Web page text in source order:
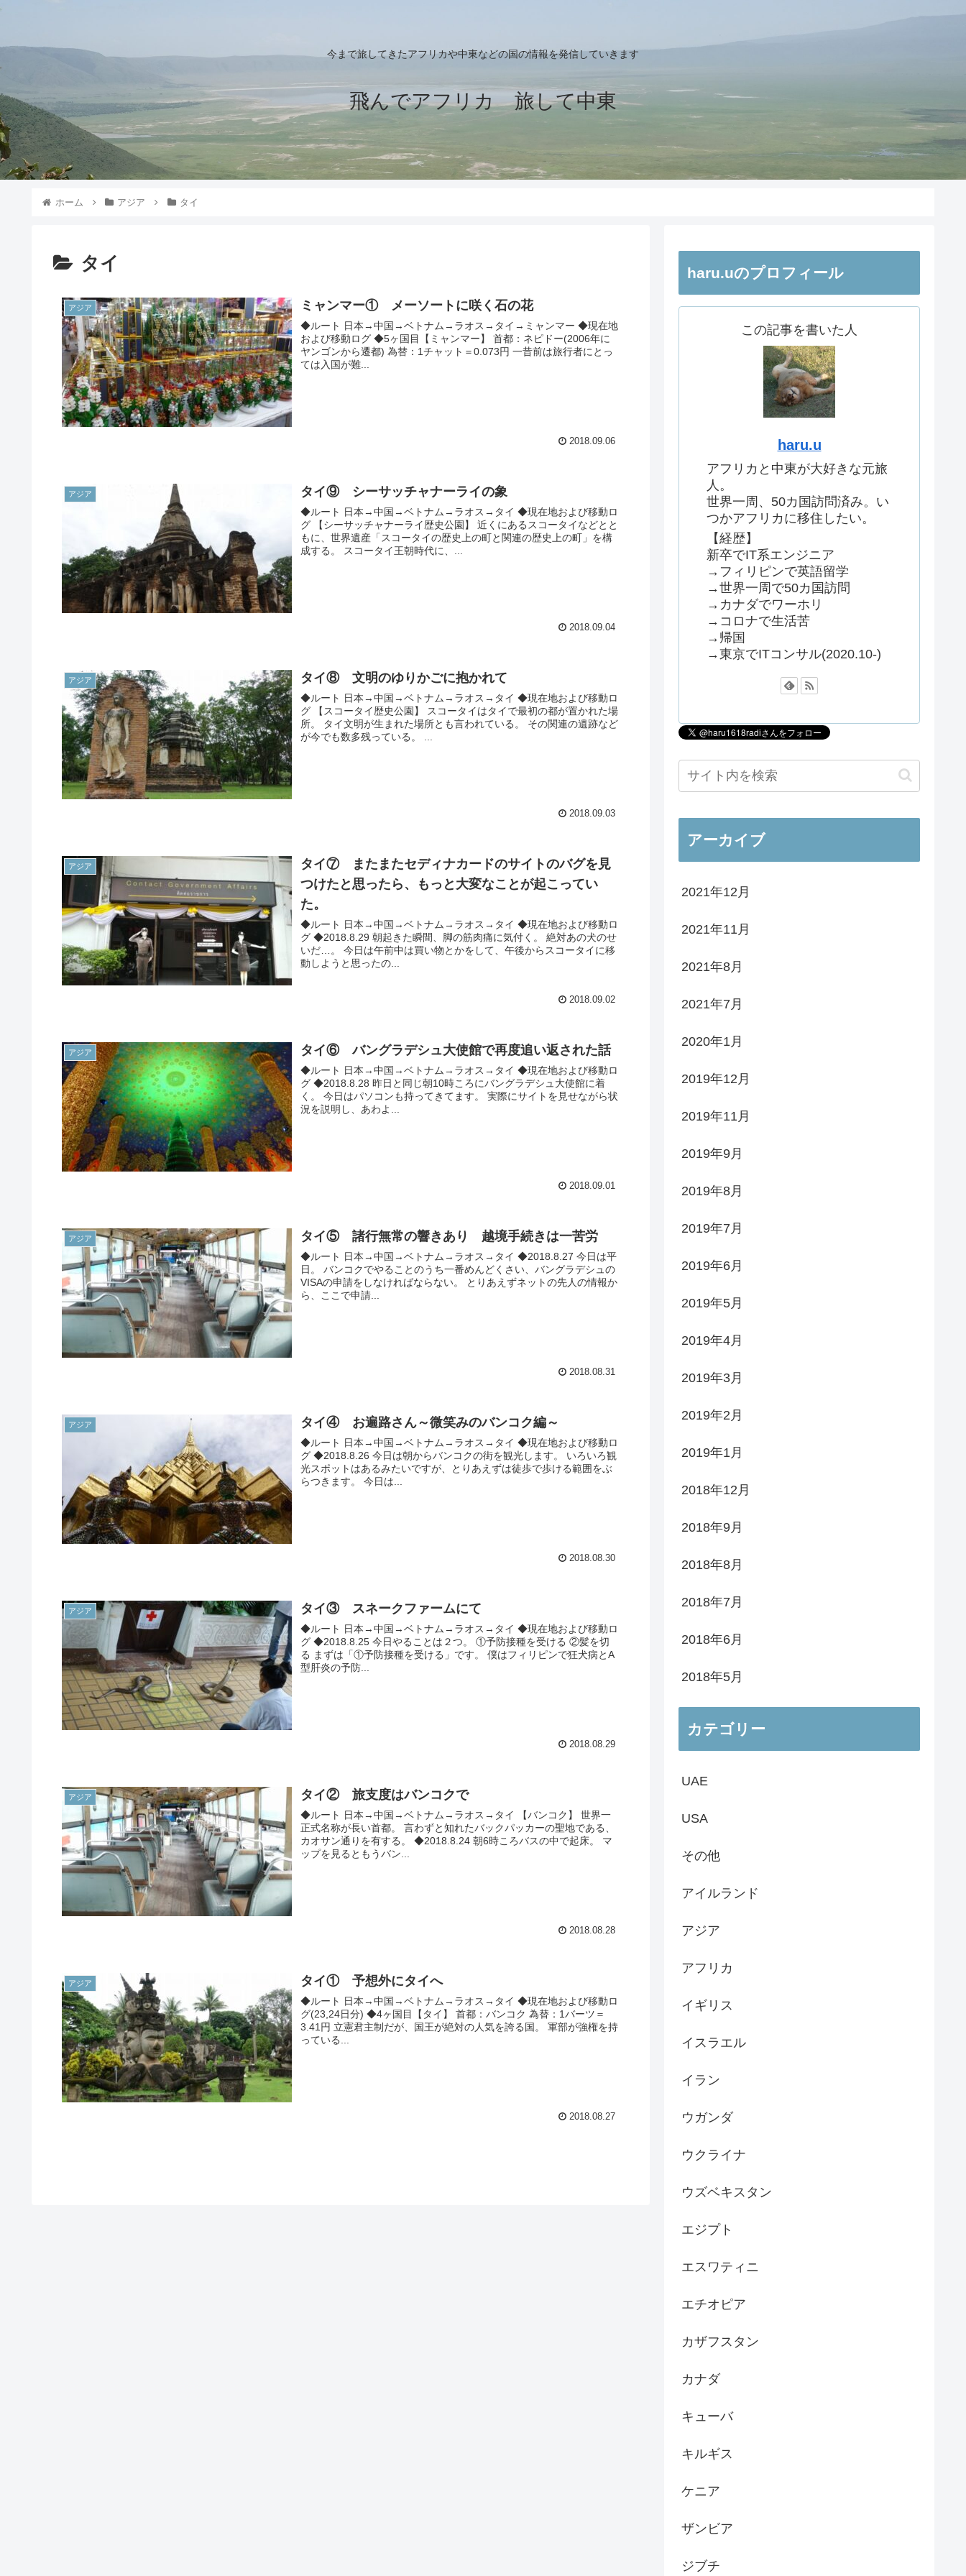
今まで旅してきたアフリカや中東などの国の情報を発信していきます
飛んでアフリカ 旅して中東
ホーム アジア タイ
タイ
アジア ミャンマー① メーソートに咲く石の花
◆ルート 日本→中国→ベトナム→ラオス→タイ→ミャンマー ◆現在地
および移動ログ ◆5ヶ国目【ミャンマー】 首都：ネピドー(2006年に
ヤンゴンから遷都) 為替：1チャット＝0.073円 一昔前は旅行者にとっ
ては入国が難...
2018.09.06
アジア タイ⑨ シーサッチャナーライの象
◆ルート 日本→中国→ベトナム→ラオス→タイ ◆現在地および移動ロ
グ 【シーサッチャナーライ歴史公園】 近くにあるスコータイなどとと
もに、世界遺産「スコータイの歴史上の町と関連の歴史上の町」を構
成する。 スコータイ王朝時代に、...
2018.09.04
アジア タイ⑧ 文明のゆりかごに抱かれて
◆ルート 日本→中国→ベトナム→ラオス→タイ ◆現在地および移動ロ
グ 【スコータイ歴史公園】 スコータイはタイで最初の都が置かれた場
所。 タイ文明が生まれた場所とも言われている。 その関連の遺跡など
が今でも数多残っている。 ...
2018.09.03
アジア
タイ⑦ またまたセディナカードのサイトのバグを見
つけたと思ったら、もっと大変なことが起こってい
た。
◆ルート 日本→中国→ベトナム→ラオス→タイ ◆現在地および移動ロ
グ ◆2018.8.29 朝起きた瞬間、脚の筋肉痛に気付く。 絶対あの犬のせ
いだ…。 今日は午前中は買い物とかをして、午後からスコータイに移
動しようと思ったの...
2018.09.02
アジア タイ⑥ バングラデシュ大使館で再度追い返された話
◆ルート 日本→中国→ベトナム→ラオス→タイ ◆現在地および移動ロ
グ ◆2018.8.28 昨日と同じ朝10時ころにバングラデシュ大使館に着
く。 今日はパソコンも持ってきてます。 実際にサイトを見せながら状
況を説明し、あわよ...
2018.09.01
アジア タイ⑤ 諸行無常の響きあり 越境手続きは一苦労
◆ルート 日本→中国→ベトナム→ラオス→タイ ◆2018.8.27 今日は平
日。 バンコクでやることのうち一番めんどくさい、バングラデシュの
VISAの申請をしなければならない。 とりあえずネットの先人の情報か
ら、ここで申請...
2018.08.31
アジア タイ④ お遍路さん～微笑みのバンコク編～
◆ルート 日本→中国→ベトナム→ラオス→タイ ◆現在地および移動ロ
グ ◆2018.8.26 今日は朝からバンコクの街を観光します。 いろいろ観
光スポットはあるみたいですが、とりあえずは徒歩で歩ける範囲をぶ
らつきます。 今日は...
2018.08.30
アジア タイ③ スネークファームにて
◆ルート 日本→中国→ベトナム→ラオス→タイ ◆現在地および移動ロ
グ ◆2018.8.25 今日やることは２つ。 ①予防接種を受ける ②髪を切
る まずは「①予防接種を受ける」です。 僕はフィリピンで狂犬病とA
型肝炎の予防...
2018.08.29
アジア タイ② 旅支度はバンコクで
◆ルート 日本→中国→ベトナム→ラオス→タイ 【バンコク】 世界一
正式名称が長い首都。 言わずと知れたバックパッカーの聖地である、
カオサン通りを有する。 ◆2018.8.24 朝6時ころバスの中で起床。 マ
ップを見るともうバン...
2018.08.28
アジア タイ① 予想外にタイへ
◆ルート 日本→中国→ベトナム→ラオス→タイ ◆現在地および移動ロ
グ(23,24日分) ◆4ヶ国目【タイ】 首都：バンコク 為替：1バーツ＝
3.41円 立憲君主制だが、国王が絶対の人気を誇る国。 軍部が強権を持
っている...
2018.08.27
haru.uのプロフィール
この記事を書いた人
haru.u
アフリカと中東が大好きな元旅
人。
世界一周、50カ国訪問済み。い
つかアフリカに移住したい。
【経歴】
新卒でIT系エンジニア
→フィリピンで英語留学
→世界一周で50カ国訪問
→カナダでワーホリ
→コロナで生活苦
→帰国
→東京でITコンサル(2020.10-)
アーカイブ
2021年12月
2021年11月
2021年8月
2021年7月
2020年1月
2019年12月
2019年11月
2019年9月
2019年8月
2019年7月
2019年6月
2019年5月
2019年4月
2019年3月
2019年2月
2019年1月
2018年12月
2018年9月
2018年8月
2018年7月
2018年6月
2018年5月
カテゴリー
UAE
USA
その他
アイルランド
アジア
アフリカ
イギリス
イスラエル
イラン
ウガンダ
ウクライナ
ウズベキスタン
エジプト
エスワティニ
エチオピア
カザフスタン
カナダ
キューバ
キルギス
ケニア
ザンビア
ジブチ